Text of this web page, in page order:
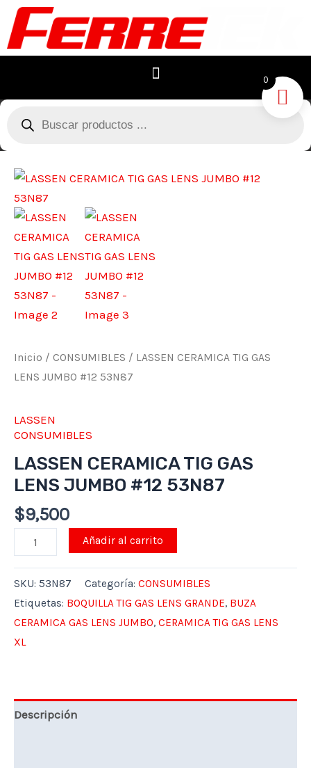
contenido
Búsqueda
productos
Inicio / CONSUMIBLES / LASSEN CERAMICA TIG GAS
LENS JUMBO #12 53N87
LASSEN
CONSUMIBLES
LASSEN CERAMICA TIG GAS
LENS JUMBO #12 53N87
$9,500
LASSEN
CERAMICA
TIG
GAS
LENS
JUMBO
#12
53N87
Añadir al carrito
SKU: 53N87 Categoría: CONSUMIBLES
Etiquetas: BOQUILLA TIG GAS LENS GRANDE, BUZA
CERAMICA GAS LENS JUMBO, CERAMICA TIG GAS LENS
XL
Descripción
0